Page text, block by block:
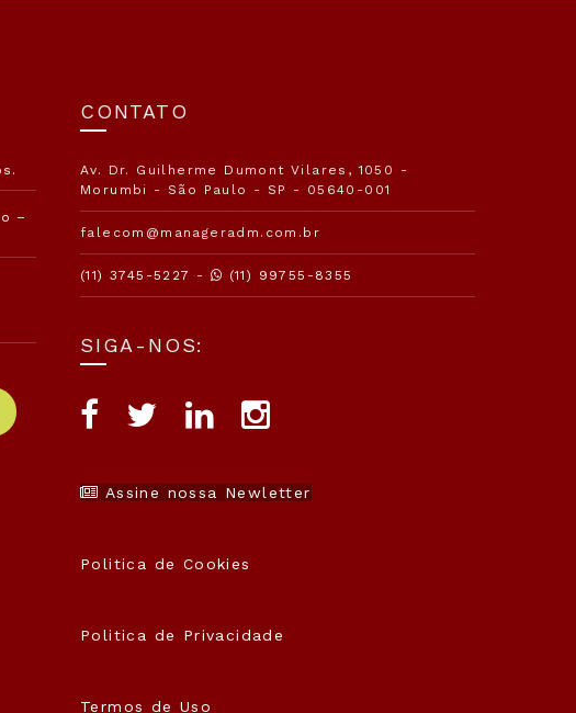
–
CONTATO
Av. Dr. Guilherme Dumont Vilares, 1050 -
Morumbi - São Paulo - SP - 05640-001
falecom@manageradm.com.br
(11) 3745-5227 - (11) 99755-8355
SIGA-NOS:
Assine nossa Newletter
Politica de Cookies
Politica de Privacidade
Termos de Uso